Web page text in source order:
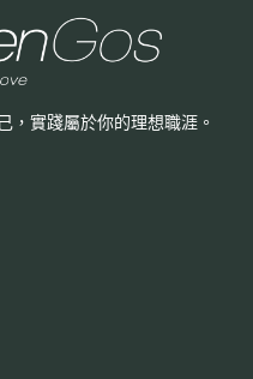
， 實踐屬於你的理想職涯。